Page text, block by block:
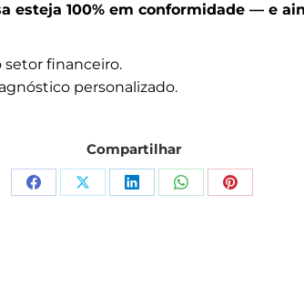
esteja 100% em conformidade — e
setor financeiro.
personalizado.
Compartilhar